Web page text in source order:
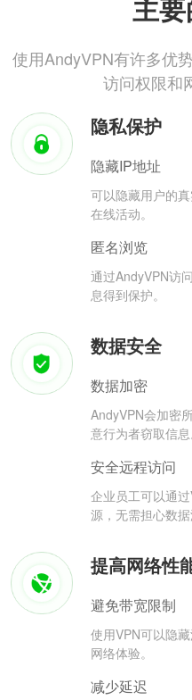
主
使用AndyVPN有许多优
访问权限和
隐私保护
隐藏IP地址
可以隐藏用户的
在线活动。
匿名浏览
通过AndyVPN访
息得到保护。
数据安全
数据加密
AndyVPN会加密
意行为者窃取信息
安全远程访问
企业员工可以通
源，无需担心数据
提高网络性
避免带宽限制
使用VPN可以隐
网络体验。
减少延迟